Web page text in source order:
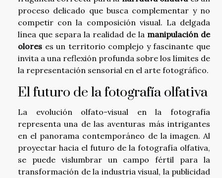
proceso delicado que busca complementar y no
competir con la composición visual. La delgada
línea que separa la realidad de la manipulación de
olores es un territorio complejo y fascinante que
invita a una reflexión profunda sobre los límites de
la representación sensorial en el arte fotográfico.
El futuro de la fotografía olfativa
La evolución olfato-visual en la fotografía
representa una de las aventuras más intrigantes
en el panorama contemporáneo de la imagen. Al
proyectar hacia el futuro de la fotografía olfativa,
se puede vislumbrar un campo fértil para la
transformación de la industria visual, la publicidad